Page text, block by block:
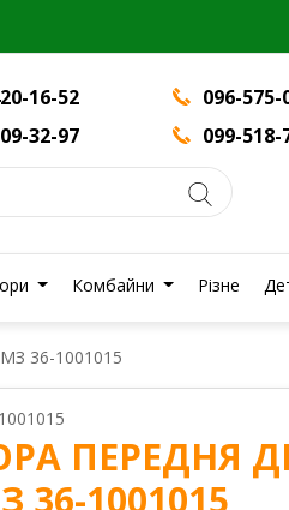
16-52
096-575-
32-97 099-518-
Комбайни Різне
36-1001015
ПЕРЕДНЯ
36-1001015